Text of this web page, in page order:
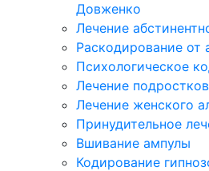
Довженко
Лечение
Раскодирование от
Психологическое
Лечение
Лечение женского
Принудительное
Вшивание ампулы
Кодирование